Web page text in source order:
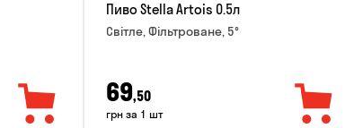
Пиво Stella Artois 0.5л
Світле, Фільтроване, 5°
69,50
грн за 1 шт